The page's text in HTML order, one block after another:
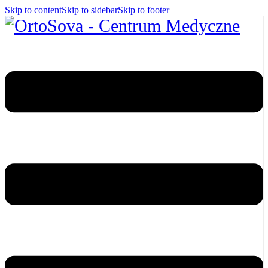
Skip to contentSkip to sidebarSkip to footer